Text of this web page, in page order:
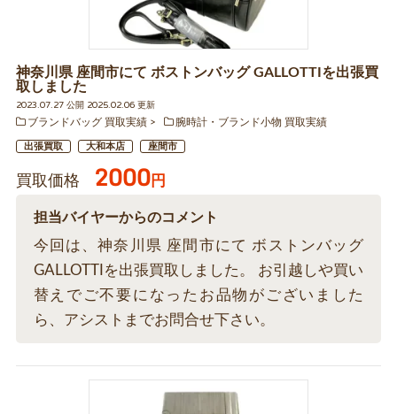
神奈川県 座間市にて ボストンバッグ GALLOTTIを出張買
取しました
2023.07.27 公開 2025.02.06 更新
ブランドバッグ 買取実績
腕時計・ブランド小物 買取実績
出張買取 大和本店 座間市
買取価格 2000円
担当バイヤーからのコメント
今回は、神奈川県 座間市にて ボストンバッグ
GALLOTTIを出張買取しました。 お引越しや買い
替えでご不要になったお品物がございました
ら、アシストまでお問合せ下さい。